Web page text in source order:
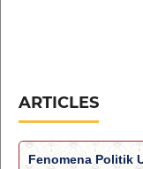
ARTICLES
Fenomena Politik